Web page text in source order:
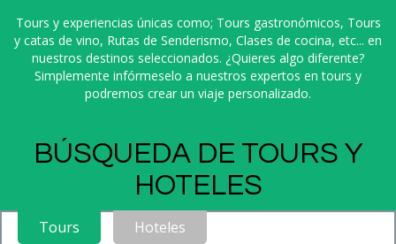
Tours y experiencias únicas como; Tours gastronómicos, Tours
y catas de vino, Rutas de Senderismo, Clases de cocina, etc... en
nuestros destinos seleccionados. ¿Quieres algo diferente?
Simplemente infórmeselo a nuestros expertos en tours y
podremos crear un viaje personalizado.
BÚSQUEDA DE TOURS Y
HOTELES
Tours Hoteles